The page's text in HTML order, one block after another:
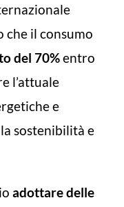
che il consumo
del 70%entro
l’attuale
e
sostenibilità e
adottare delle